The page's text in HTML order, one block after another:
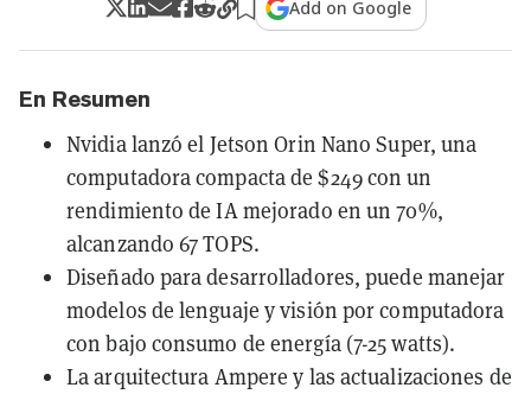
Add on Google
En Resumen
Nvidia lanzó el Jetson Orin Nano Super, una
computadora compacta de $249 con un
rendimiento de IA mejorado en un 70%,
alcanzando 67 TOPS.
Diseñado para desarrolladores, puede manejar
modelos de lenguaje y visión por computadora
con bajo consumo de energía (7-25 watts).
La arquitectura Ampere y las actualizaciones de